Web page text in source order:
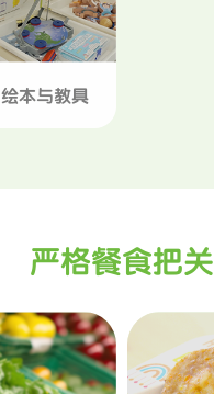
绘本与教具
严格餐食把关